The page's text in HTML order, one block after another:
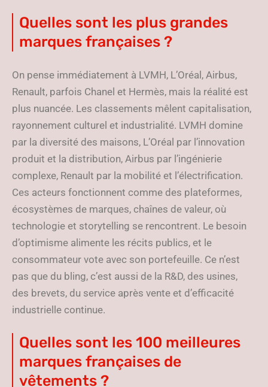
Quelles sont les plus grandes
marques françaises ?
On pense immédiatement à LVMH, L’Oréal, Airbus,
Renault, parfois Chanel et Hermès, mais la réalité est
plus nuancée. Les classements mêlent capitalisation,
rayonnement culturel et industrialité. LVMH domine
par la diversité des maisons, L’Oréal par l’innovation
produit et la distribution, Airbus par l’ingénierie
complexe, Renault par la mobilité et l’électrification.
Ces acteurs fonctionnent comme des plateformes,
écosystèmes de marques, chaînes de valeur, où
technologie et storytelling se rencontrent. Le besoin
d’optimisme alimente les récits publics, et le
consommateur vote avec son portefeuille. Ce n’est
pas que du bling, c’est aussi de la R&D, des usines,
des brevets, du service après vente et d’efficacité
industrielle continue.
Quelles sont les 100 meilleures
marques françaises de
vêtements ?